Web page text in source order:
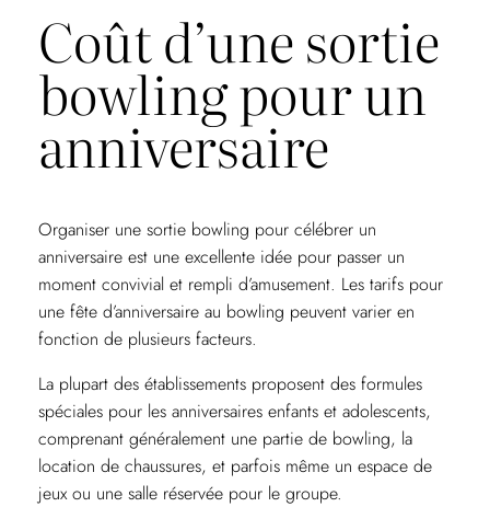
Coût d’une sortie
bowling pour un
anniversaire
Organiser une sortie bowling pour célébrer un
anniversaire est une excellente idée pour passer un
moment convivial et rempli d’amusement. Les tarifs pour
une fête d’anniversaire au bowling peuvent varier en
fonction de plusieurs facteurs.
La plupart des établissements proposent des formules
spéciales pour les anniversaires enfants et adolescents,
comprenant généralement une partie de bowling, la
location de chaussures, et parfois même un espace de
jeux ou une salle réservée pour le groupe.